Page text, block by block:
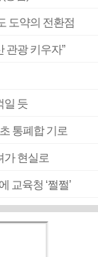
도약의 전환점
관광 키우자”
일 듯
통폐합 기로
가 현실로
교육청 ‘쩔쩔’